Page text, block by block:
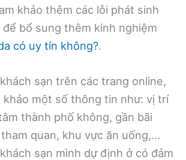
khảo thêm các lỗi phát sinh
bổ sung thêm kinh nghiệm
có uy tín không?.
sạn trên các trang online,
khảo một số thông tin như: vị trí
thành phố không, gần bãi
quan, khu vực ăn uống,…
sạn mình dự định ở có đảm